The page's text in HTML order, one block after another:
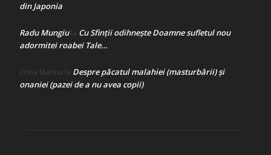
din Japonia
Radu Mungiula Cu Sfinții odihnește Doamne sufletul nou
adormitei roabei Tale…
Crina Marina la Despre păcatul malahiei (masturbării) şi
onaniei (pazei de a nu avea copii)